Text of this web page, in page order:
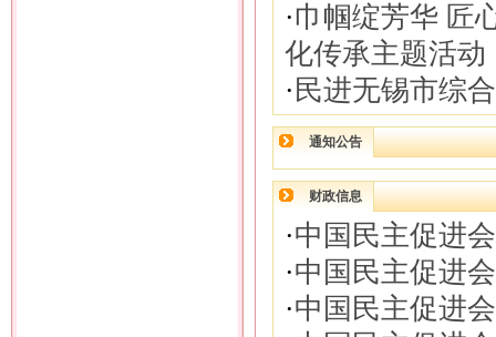
·巾帼绽芳华 匠
化传承主题活动
· 民进无锡市综
通知公告
财政信息
·中国民主促进
·中国民主促进
·中国民主促进